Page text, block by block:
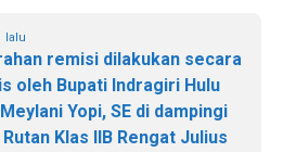
lalu
remisi dilakukan secara
oleh Bupati Indragiri Hulu
Yopi, SE di dampingi
Klas IIB Rengat Julius